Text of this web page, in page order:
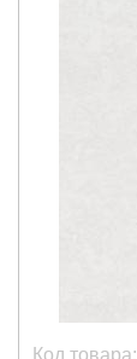
Код товара: